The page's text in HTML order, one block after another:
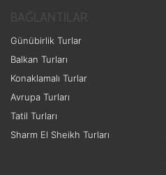
Günübirlik Turlar
Balkan Turları
Konaklamalı Turlar
Avrupa Turları
Tatil Turları
Sharm El Sheikh Turları